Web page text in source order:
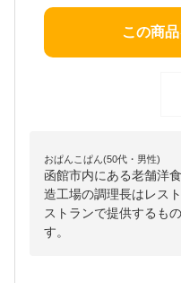
この商
おぱんこぱん(50代・男性)
函館市内にある老舗洋
造工場の調理長はレス
ストランで提供するも
す。